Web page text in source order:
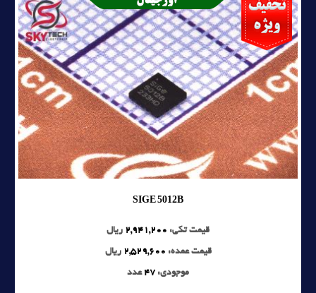
SIGE 5012B
قیمت تکی: 2,941,200 ریال
قیمت عمده: 2,529,600 ریال
موجودی: 47 عدد